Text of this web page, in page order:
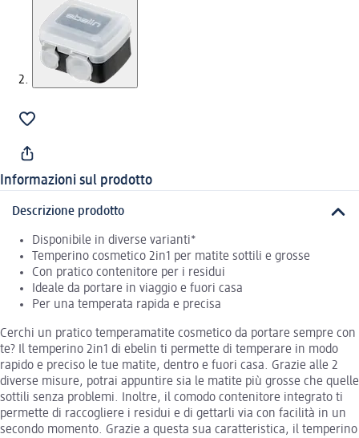
Informazioni sul prodotto
Descrizione prodotto
Disponibile in diverse varianti*
Temperino cosmetico 2in1 per matite sottili e grosse
Con pratico contenitore per i residui
Ideale da portare in viaggio e fuori casa
Per una temperata rapida e precisa
Cerchi un pratico temperamatite cosmetico da portare sempre con
te? Il temperino 2in1 di ebelin ti permette di temperare in modo
rapido e preciso le tue matite, dentro e fuori casa. Grazie alle 2
diverse misure, potrai appuntire sia le matite più grosse che quelle
sottili senza problemi. Inoltre, il comodo contenitore integrato ti
permette di raccogliere i residui e di gettarli via con facilità in un
secondo momento. Grazie a questa sua caratteristica, il temperino